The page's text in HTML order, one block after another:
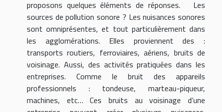
proposons quelques éléments de réponses. Les
sources de pollution sonore ? Les nuisances sonores
sont omniprésentes, et tout particulièrement dans
les agglomérations. Elles proviennent des :
transports routiers, ferroviaires, aériens, bruits de
voisinage. Aussi, des activités pratiquées dans les
entreprises. Comme le bruit des appareils
professionnels : tondeuse, marteau-piqueur,
machines, etc… Ces bruits au voisinage d’une